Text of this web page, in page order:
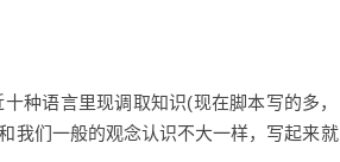
种语言里现调取知识(现在脚本写的多，
我们一般的观念认识不大一样，写起来就